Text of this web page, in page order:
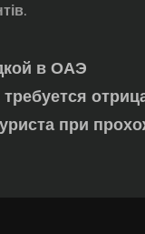
в ОАЭ
при